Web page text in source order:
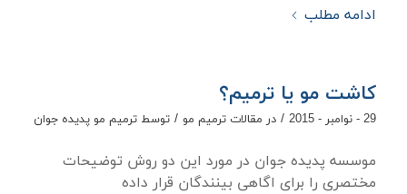
ادامه مطلب
کاشت مو یا ترمیم؟
29 - نوامبر - 2015 / در مقالات ترمیم مو / توسط ترمیم مو پدیده جوان
موسسه پدیده جوان در مورد این دو روش توضیحات
مختصری را برای اگاهی بینندگان قرار داده